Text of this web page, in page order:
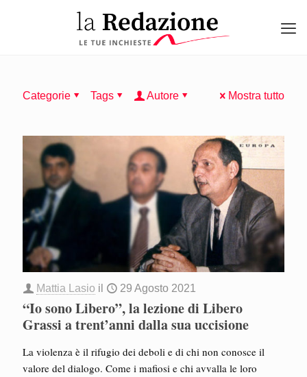
Categorie Tags Autore Mostra tutto
Mattia Lasio il 29 Agosto 2021
“Io sono Libero”, la lezione di Libero
Grassi a trent’anni dalla sua uccisione
La violenza è il rifugio dei deboli e di chi non conosce il
valore del dialogo. Come i mafiosi e chi avvalla le loro